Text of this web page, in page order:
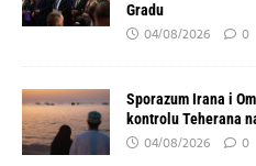
Gradu
04/08/2026 0
Sporazum Irana i
kontrolu Teherana
04/08/2026 0